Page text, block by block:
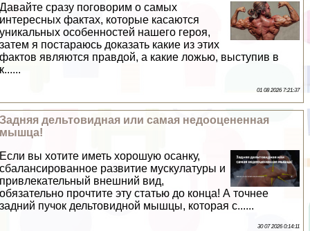
Давайте сразу поговорим о самых
интересных фактах, которые касаются
уникальных особенностей нашего героя,
затем я постараюсь доказать какие из этих
фактов являются правдой, а какие ложью, выступив в
к......
01 08 2026 7:21:37
Задняя дельтовидная или самая недооцененная
мышца!
Если вы хотите иметь хорошую осанку,
сбалансированное развитие мускулатуры и
привлекательный внешний вид,
обязательно прочтите эту статью до конца! А точнее
задний пучок дельтовидной мышцы, которая с......
30 07 2026 0:14:11